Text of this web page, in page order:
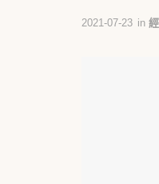
2021-07-23 in